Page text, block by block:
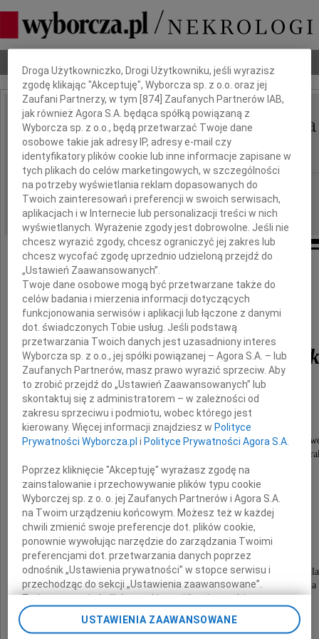
IMIĘ I NAZWISKO:
Regina Maria
Rudnicka
REGION: Kraków
DATA EMISJI: 03.11.2021
Regina Maria
z d. Rudnicka
(ur. 19 sierpnia 1934 r. w Jaryczowie Nowym, k.
teoretyk muzyki, Profesor Akademii Muzycznej w
nasza kochana Mama, Babcia i Teściowa,
odeszła do wieczności
opatrzona świętymi sakramentami
w dniu 25 października 2021 r.
Pełna pasji, optymizmu i ciekawości świata,
aktywna do końca, długie pracowite życie poświęciła
była centrum rodzinnym, autorytetem i wsparciem
Dbamy o Twoją prywatność
Droga Użytkowniczko, Drogi Użytkowniku, jeśli wyrazisz
zgodę klikając "Akceptuję", Wyborcza sp. z o.o. oraz jej
Zaufani Partnerzy, w tym [874 ] Zaufanych Partnerów IAB,
jak również Agora S.A. będąca spółką powiązaną z
Wyborcza sp. z o.o., będą przetwarzać Twoje dane
osobowe takie jak adresy IP, adresy e-mail czy
identyfikatory plików cookie lub inne informacje zapisane w
tych plikach do celów marketingowych, w szczególności
na potrzeby wyświetlania reklam dopasowanych do
Twoich zainteresowań i preferencji w swoich serwisach,
aplikacjach i w Internecie lub personalizacji treści w nich
wyświetlanych. Wyrażenie zgody jest dobrowolne. Jeśli nie
chcesz wyrazić zgody, chcesz ograniczyć jej zakres lub
chcesz wycofać zgodę uprzednio udzieloną przejdź do
„Ustawień Zaawansowanych”.
Twoje dane osobowe mogą być przetwarzane także do
celów badania i mierzenia informacji dotyczących
funkcjonowania serwisów i aplikacji lub łączone z danymi
dot. świadczonych Tobie usług. Jeśli podstawą
przetwarzania Twoich danych jest uzasadniony interes
Wyborcza sp. z o.o., jej spółki powiązanej – Agora S.A. – lub
Zaufanych Partnerów, masz prawo wyrazić sprzeciw. Aby
to zrobić przejdź do „Ustawień Zaawansowanych” lub
skontaktuj się z administratorem – w zależności od
zakresu sprzeciwu i podmiotu, wobec którego jest
kierowany. Więcej informacji znajdziesz w Polityce
Prywatności Wyborcza.pl i Polityce Prywatności Agora S.A.
Poprzez kliknięcie "Akceptuję" wyrażasz zgodę na
zainstalowanie i przechowywanie plików typu cookie
Wyborczej sp. z o. o. jej Zaufanych Partnerów i Agora S.A.
na Twoim urządzeniu końcowym. Możesz też w każdej
chwili zmienić swoje preferencje dot. plików cookie,
ponownie wywołując narzędzie do zarządzania Twoimi
preferencjami dot. przetwarzania danych poprzez
odnośnik „Ustawienia prywatności” w stopce serwisu i
przechodząc do sekcji „Ustawienia zaawansowane”.
Zmiana ustawień plików cookie możliwa jest także za
pomocą ustawień przeglądarki.
USTAWIENIA ZAAWANSOWANE